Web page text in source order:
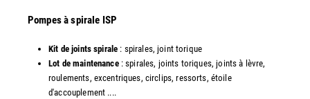
Pompes à spirale ISP
Kit de joints spirale : spirales, joint torique
Lot de maintenance: spirales, joints toriques, joints à lèvre,
roulements, excentriques, circlips, ressorts, étoile
d'accouplement ....